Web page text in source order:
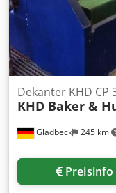
Gladbeck 245 km
Dekanter KHD CP
KHD Baker &
Preisinfo